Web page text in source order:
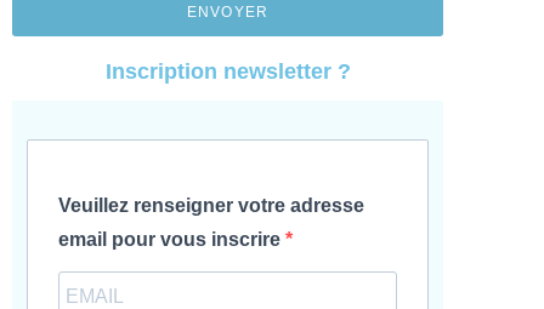
ENVOYER
Inscription newsletter ?
Veuillez renseigner votre adresse
email pour vous inscrire